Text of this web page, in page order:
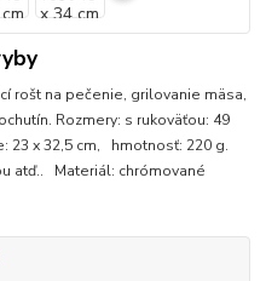
rošt na pečenie, grilovanie mäsa,
Rozmery: s rukoväťou: 49
23 x 32,5 cm, hmotnosť: 220 g.
atď.. Materiál: chrómované